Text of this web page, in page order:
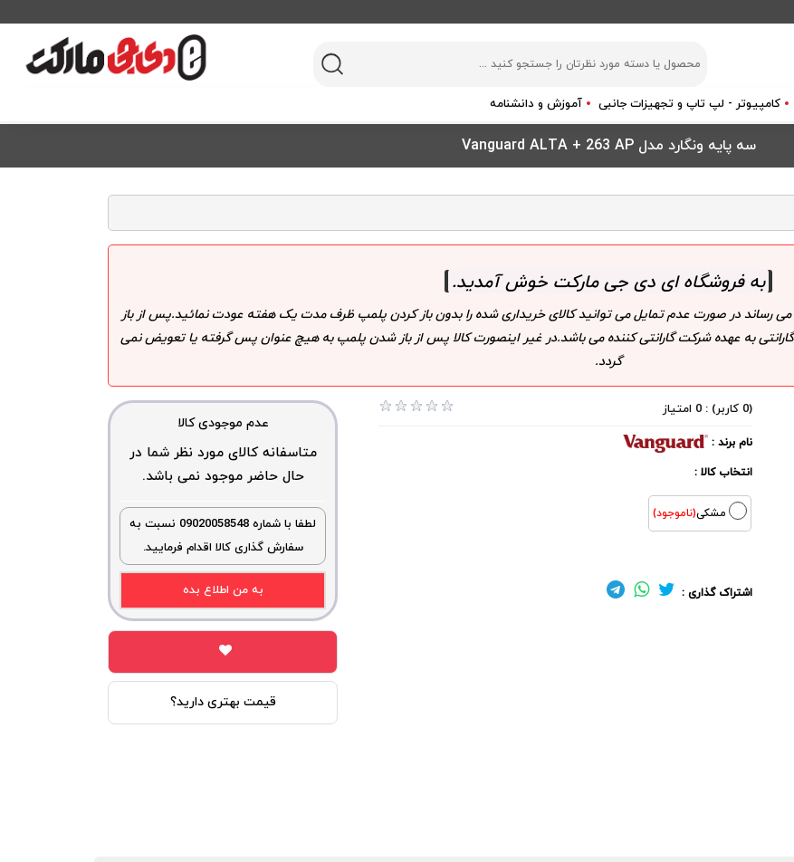
کامپیوتر - لپ تاپ و تجهیزات جانبی آموزش و دانشنامه
سه پایه ونگارد مدل Vanguard ALTA + 263 AP
به فروشگاه ای دی جی مارکت خوش آمدید.
رساند در صورت عدم تمایل می توانید کالای خریداری شده را بدون باز کردن پلمپ ظرف مدت یک هفته عودت نمائید.پس از باز
به عهده شرکت گارانتی کننده می باشد.در غیر اینصورت کالا پس از باز شدن پلمپ به هیچ عنوان پس گرفته یا تعویض نمی
گردد.
(0 کاربر) : 0 امتیاز
نام برند :
انتخاب کالا :
مشکی(ناموجود)
اشتراک گذاری :
عدم موجودی کالا
متاسفانه کالای مورد نظر شما در
حال حاضر موجود نمی باشد.
لطفا با شماره 09020058548 نسبت به
سفارش گذاری کالا اقدام فرمایید.
به من اطلاع بده
قیمت بهتری دارید؟